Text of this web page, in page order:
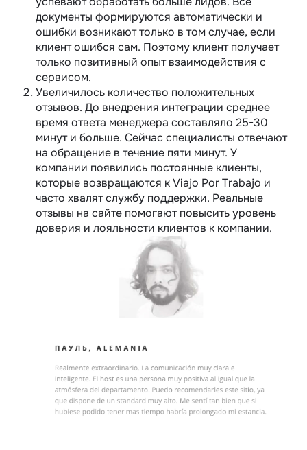
документы формируются автоматически и
ошибки возникают только в том случае, если
клиент ошибся сам. Поэтому клиент получает
только позитивный опыт взаимодействия с
сервисом.
Увеличилось количество положительных
отзывов. До внедрения интеграции среднее
время ответа менеджера составляло 25-30
минут и больше. Сейчас специалисты отвечают
на обращение в течение пяти минут. У
компании появились постоянные клиенты,
которые возвращаются к Viajo Por Trabajo и
часто хвалят службу поддержки. Реальные
отзывы на сайте помогают повысить уровень
доверия и лояльности клиентов к компании.